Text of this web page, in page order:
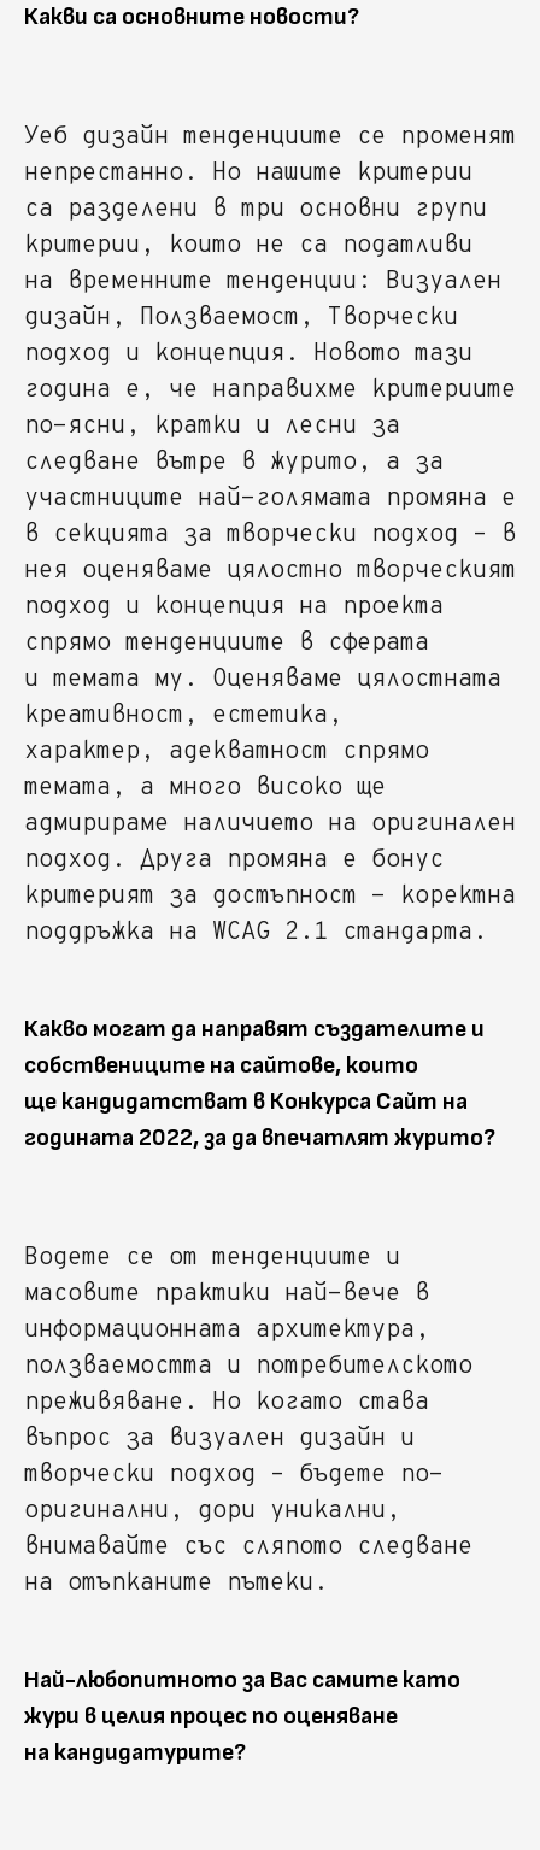
Какви са основните новости?
Уеб дизайн тенденциите се променят
непрестанно. Но нашите критерии
са разделени в три основни групи
критерии, които не са податливи
на временните тенденции: Визуален
дизайн, Ползваемост, Творчески
подход и концепция. Новото тази
година е, че направихме критериите
по-ясни, кратки и лесни за
следване вътре в журито, а за
участниците най-голямата промяна е
в секцията за творчески подход – в
нея оценяваме цялостно творческият
подход и концепция на проекта
спрямо тенденциите в сферата
и темата му. Оценяваме цялостната
креативност, естетика,
характер, адекватност спрямо
темата, а много високо ще
адмирираме наличието на оригинален
подход. Друга промяна е бонус
критерият за достъпност - коректна
поддръжка на WCAG 2.1 стандарта.
Какво могат да направят създателите и
собствениците на сайтове, които
ще кандидатстват в Конкурса Сайт на
годината 2022, за да впечатлят журито?
Водете се от тенденциите и
масовите практики най-вече в
информационната архитектура,
ползваемостта и потребителското
преживяване. Но когато става
въпрос за визуален дизайн и
творчески подход – бъдете по-
оригинални, дори уникални,
внимавайте със сляпото следване
на отъпканите пътеки.
Най-любопитното за Вас самите като
жури в целия процес по оценяване
на кандидатурите?